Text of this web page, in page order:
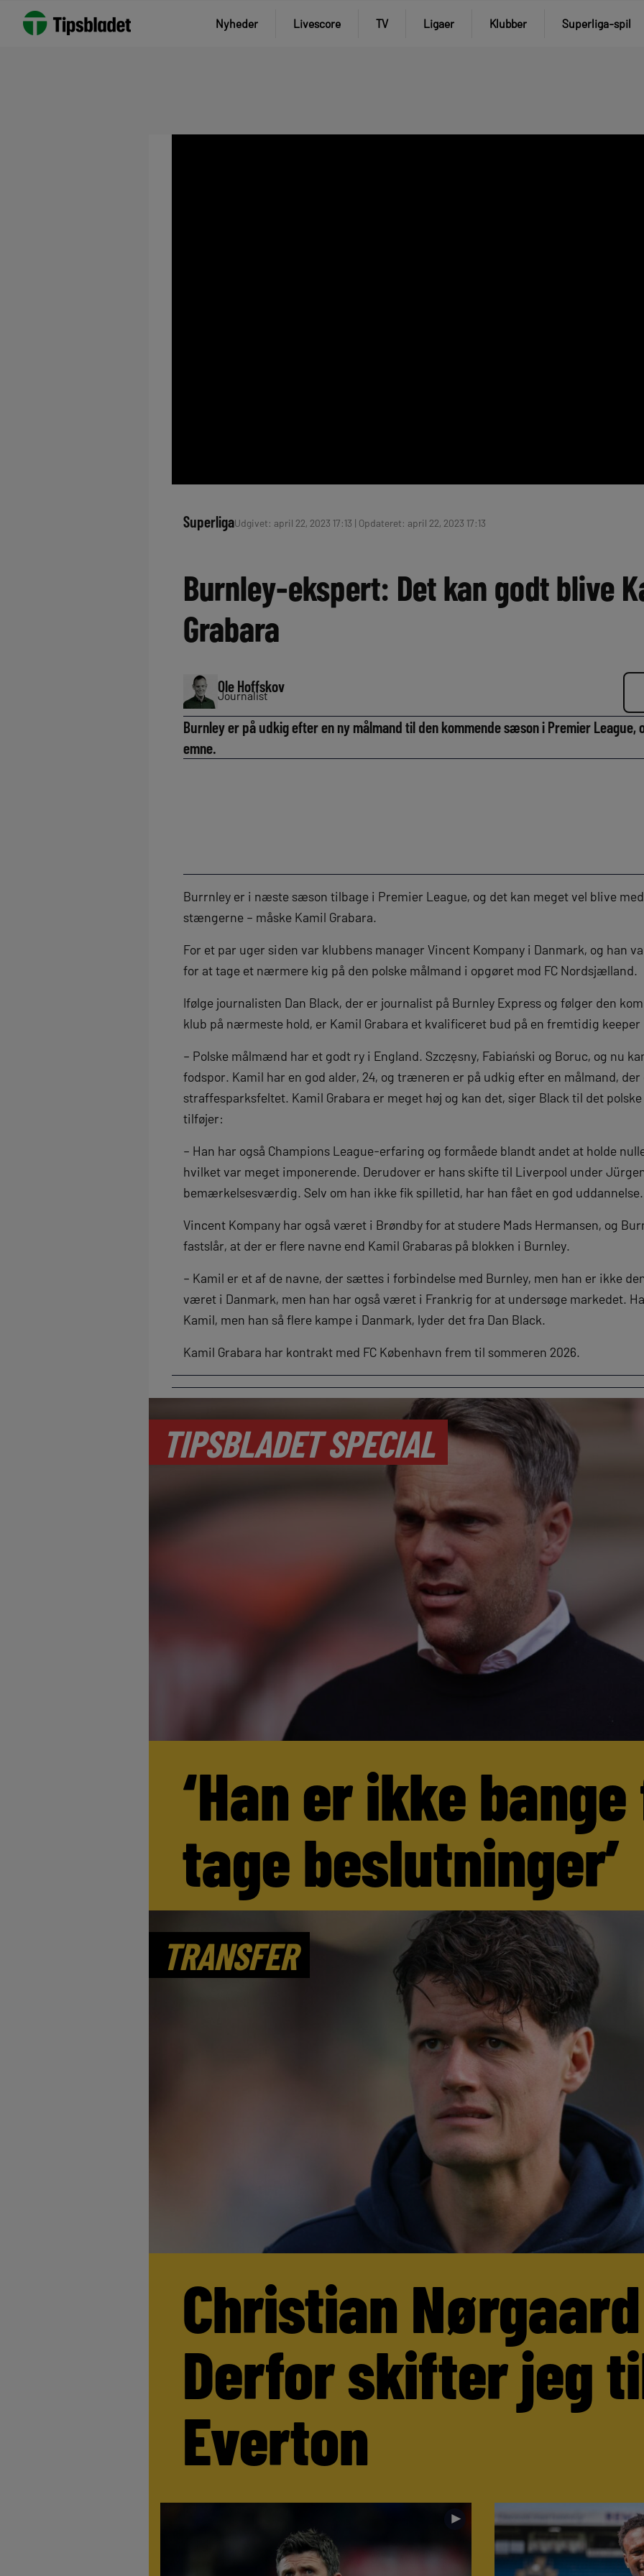
Nyheder Livescore TV Ligaer Klubber Superliga-spil
SuperligaUdgivet: april 22, 2023 17:13 | Opdateret: april 22, 2023 17:13
Burnley-ekspert: Det kan godt blive
Grabara
Ole Hoffskov
Journalist
Burnley er på udkig efter en ny målmand til den kommende sæson i Premier League,
emne.
Burrnley er i næste sæson tilbage i Premier League, og det kan meget vel blive
stængerne – måske Kamil Grabara.
For et par uger siden var klubbens manager Vincent Kompany i Danmark, og han
for at tage et nærmere kig på den polske målmand i opgøret mod FC Nordsjælland.
Ifølge journalisten Dan Black, der er journalist på Burnley Express og følger den
klub på nærmeste hold, er Kamil Grabara et kvalificeret bud på en fremtidig keeper
– Polske målmænd har et godt ry i England. Szczęsny, Fabiański og Boruc, og nu
fodspor. Kamil har en god alder, 24, og træneren er på udkig efter en målmand,
straffesparksfeltet. Kamil Grabara er meget høj og kan det, siger Black til det
tilføjer:
– Han har også Champions League-erfaring og formåede blandt andet at holde
hvilket var meget imponerende. Derudover er hans skifte til Liverpool under
bemærkelsesværdig. Selv om han ikke fik spilletid, har han fået en god
Vincent Kompany har også været i Brøndby for at studere Mads Hermansen, og
fastslår, at der er flere navne end Kamil Grabaras på blokken i Burnley.
– Kamil er et af de navne, der sættes i forbindelse med Burnley, men han er ikke
været i Danmark, men han har også været i Frankrig for at undersøge markedet.
Kamil, men han så flere kampe i Danmark, lyder det fra Dan Black.
Kamil Grabara har kontrakt med FC København frem til sommeren 2026.
TIPSBLADET SPECIAL
‘Han er ikke
tage beslutninger’
TRANSFER
Christian
Derfor skifter jeg
Everton
►